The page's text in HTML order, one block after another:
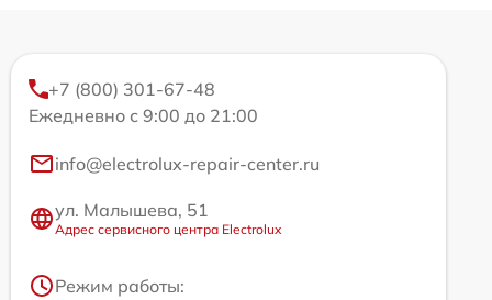
+7 (800) 301-67-48
Ежедневно с 9:00 до 21:00
info@electrolux-repair-center.ru
ул. Малышева, 51
Адрес сервисного центра Electrolux
Режим работы: